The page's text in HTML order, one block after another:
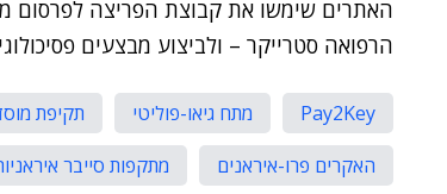
האתרים שימשו את קבוצת הפריצה לפרסום
הרפואה סטרייקר – ולביצוע מבצעים
Pay2Key מתח גיאו-פוליטי תקיפת
האקרים פרו-איראנים
מתקפות סייבר